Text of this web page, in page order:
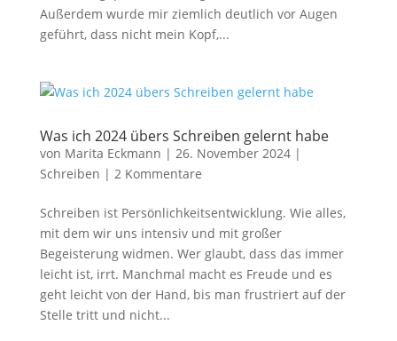
Außerdem wurde mir ziemlich deutlich vor Augen
geführt, dass nicht mein Kopf,...
Was ich 2024 übers Schreiben gelernt habe
von Marita Eckmann | 26. November 2024|
Schreiben | 2 Kommentare
Schreiben ist Persönlichkeitsentwicklung. Wie alles,
mit dem wir uns intensiv und mit großer
Begeisterung widmen. Wer glaubt, dass das immer
leicht ist, irrt. Manchmal macht es Freude und es
geht leicht von der Hand, bis man frustriert auf der
Stelle tritt und nicht...